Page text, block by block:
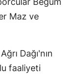
Hatay
Mersin
Maz ve
Dağı'nın
faaliyeti